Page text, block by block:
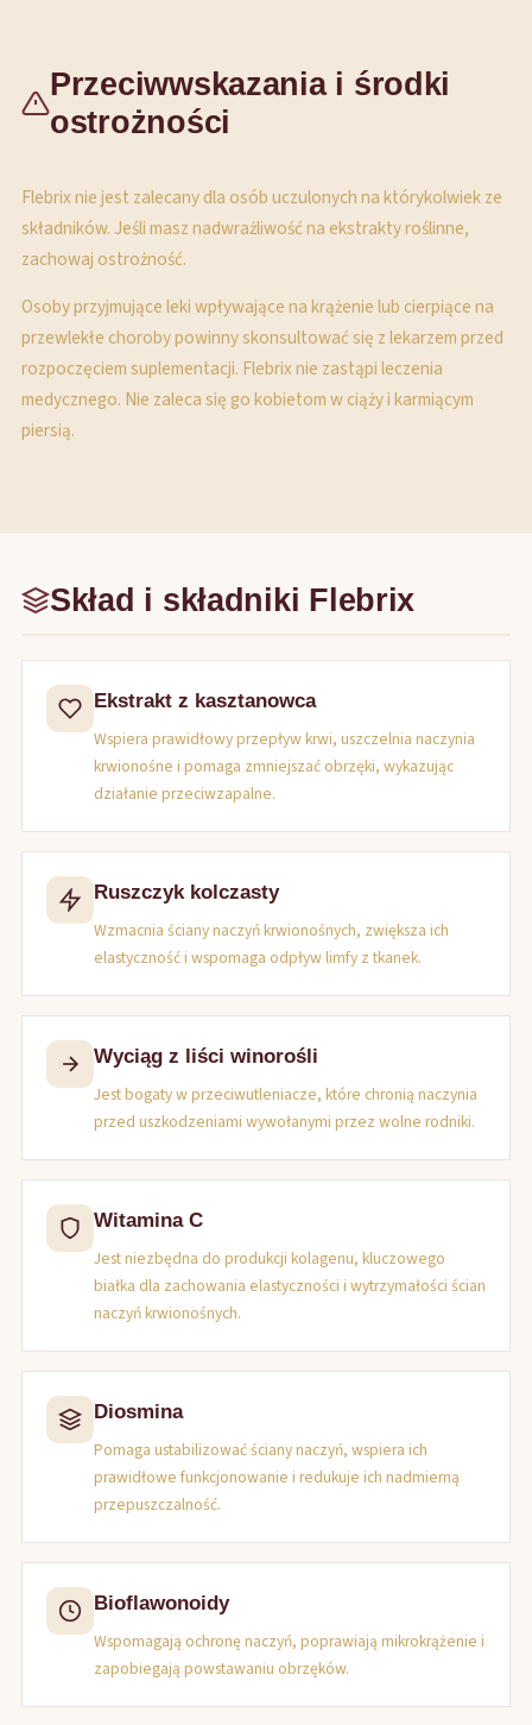
Przeciwwskazania i środki
ostrożności
Flebrix nie jest zalecany dla osób uczulonych na którykolwiek ze
składników. Jeśli masz nadwrażliwość na ekstrakty roślinne,
zachowaj ostrożność.
Osoby przyjmujące leki wpływające na krążenie lub cierpiące na
przewlekłe choroby powinny skonsultować się z lekarzem przed
rozpoczęciem suplementacji. Flebrix nie zastąpi leczenia
medycznego. Nie zaleca się go kobietom w ciąży i karmiącym
piersią.
Skład i składniki Flebrix
Ekstrakt z kasztanowca
Wspiera prawidłowy przepływ krwi, uszczelnia naczynia
krwionośne i pomaga zmniejszać obrzęki, wykazując
działanie przeciwzapalne.
Ruszczyk kolczasty
Wzmacnia ściany naczyń krwionośnych, zwiększa ich
elastyczność i wspomaga odpływ limfy z tkanek.
Wyciąg z liści winorośli
Jest bogaty w przeciwutleniacze, które chronią naczynia
przed uszkodzeniami wywołanymi przez wolne rodniki.
Witamina C
Jest niezbędna do produkcji kolagenu, kluczowego
białka dla zachowania elastyczności i wytrzymałości ścian
naczyń krwionośnych.
Diosmina
Pomaga ustabilizować ściany naczyń, wspiera ich
prawidłowe funkcjonowanie i redukuje ich nadmierną
przepuszczalność.
Bioflawonoidy
Wspomagają ochronę naczyń, poprawiają mikrokrążenie i
zapobiegają powstawaniu obrzęków.